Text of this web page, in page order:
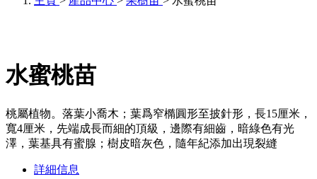
水蜜桃苗
桃屬植物。落葉小喬木；葉爲窄橢圓形至披針形，長15厘米，
寬4厘米，先端成長而細的頂級，邊際有細齒，暗綠色有光
澤，葉基具有蜜腺；樹皮暗灰色，隨年紀添加出現裂縫
詳細信息